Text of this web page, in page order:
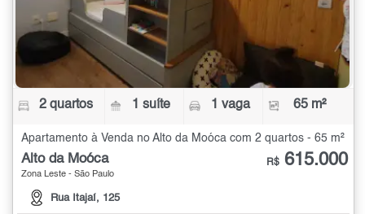
2 quartos 1 suíte 1 vaga 65 m²
Apartamento à Venda no Alto da Moóca com 2 quartos - 65 m²
Alto da Moóca
Zona Leste - São Paulo
Rua Itajaí, 125
R$ 615.000